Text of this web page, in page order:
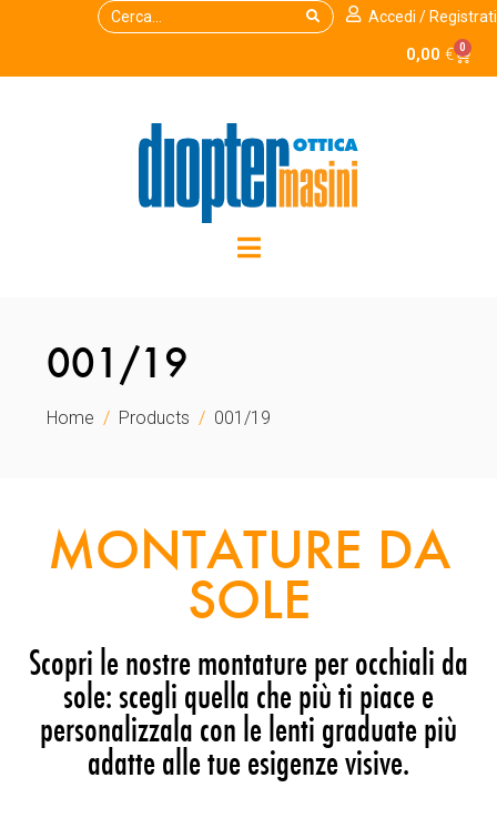
Accedi / Registrati
0,00 € 0
001/19
Home Products 001/19
MONTATURE DA
SOLE
Scopri le nostre montature per occhiali da
sole: scegli quella che più ti piace e
personalizzala con le lenti graduate più
adatte alle tue esigenze visive.